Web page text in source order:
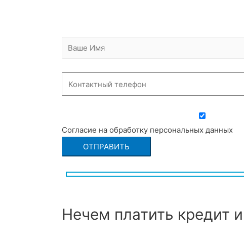
Согласие на обработку персональных данных
Нечем платить кредит